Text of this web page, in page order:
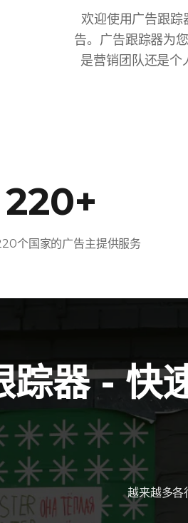
欢迎使用广告跟踪
告。广告跟踪器为
是营销团队还是个
220+
个国家的广告主提供服务
踪器 - 快
越来越多各